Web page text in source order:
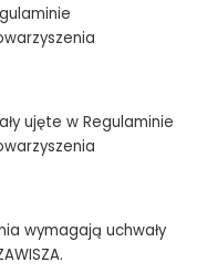
ujęte w Regulaminie
wymagają uchwały